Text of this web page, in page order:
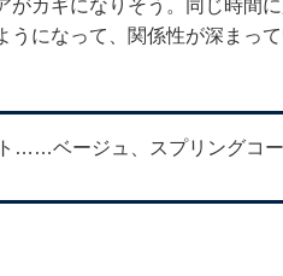
がカギになりそう。同じ時間
うになって、関係性が深まっ
……ベージュ、スプリングコ